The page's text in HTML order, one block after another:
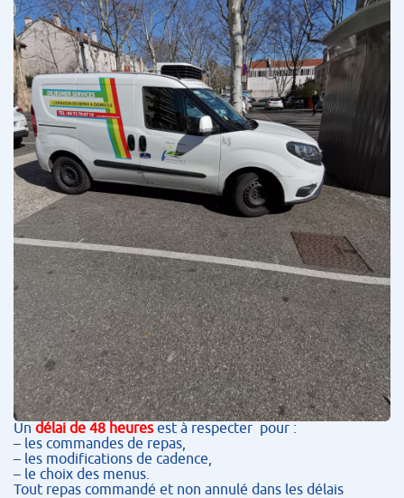
Un délai de 48 heuresest à respecter pour :
– les commandes de repas,
– les modifications de cadence,
– le choix des menus.
Tout repas commandé et non annulé dans les délais